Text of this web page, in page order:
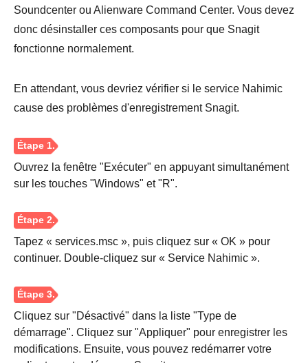
Soundcenter ou Alienware Command Center. Vous devez
donc désinstaller ces composants pour que Snagit
fonctionne normalement.
En attendant, vous devriez vérifier si le service Nahimic
cause des problèmes d'enregistrement Snagit.
Ouvrez la fenêtre "Exécuter" en appuyant simultanément
sur les touches "Windows" et "R".
Tapez « services.msc », puis cliquez sur « OK » pour
continuer. Double-cliquez sur « Service Nahimic ».
Cliquez sur "Désactivé" dans la liste "Type de
démarrage". Cliquez sur "Appliquer" pour enregistrer les
modifications. Ensuite, vous pouvez redémarrer votre